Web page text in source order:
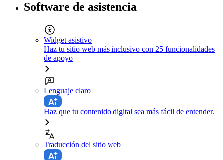
Software de asistencia
Widget asistivo
Haz tu sitio web más inclusivo con 25 funcionalidades
de apoyo
Lenguaje claro
Haz que tu contenido digital sea más fácil de entender.
Traducción del sitio web